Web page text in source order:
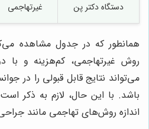
دستگاه دکتر پن غیرتهاجمی
همانطور که در جدول مشاهده
روش غیرتهاجمی، کم‌هزینه و با
می‌تواند نتایج قابل قبولی را در
باشد. با این حال، لازم به ذکر
اندازه روش‌های تهاجمی مانند